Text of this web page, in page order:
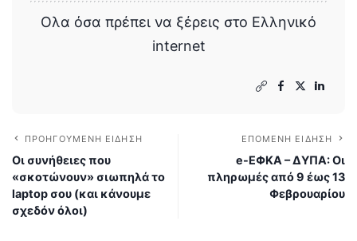
Ολα όσα πρέπει να ξέρεις στο Ελληνικό
internet
ΠΡΟΗΓΟΎΜΕΝΗ ΕΊΔΗΣΗ
Οι συνήθειες που
«σκοτώνουν» σιωπηλά το
laptop σου (και κάνουμε
σχεδόν όλοι)
ΕΠΌΜΕΝΗ ΕΊΔΗΣΗ
e-ΕΦΚΑ – ΔΥΠΑ: Οι
πληρωμές από 9 έως 13
Φεβρουαρίου